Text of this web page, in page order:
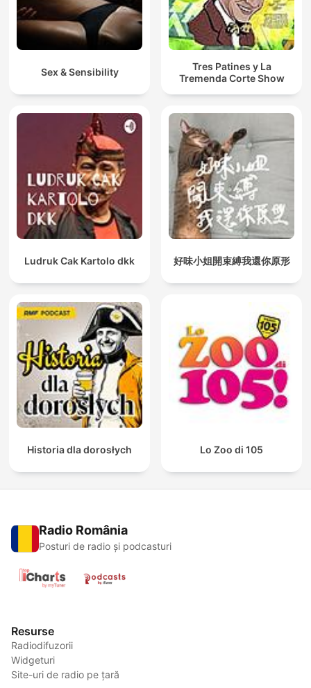
Sex & Sensibility
Tres Patines y La
Tremenda Corte Show
Ludruk Cak Kartolo dkk 好味小姐開束縛我還你原形
Historia dla dorosłych Lo Zoo di 105
Radio România
Posturi de radio și podcasturi
Resurse
Radiodifuzorii
Widgeturi
Site-uri de radio pe țară